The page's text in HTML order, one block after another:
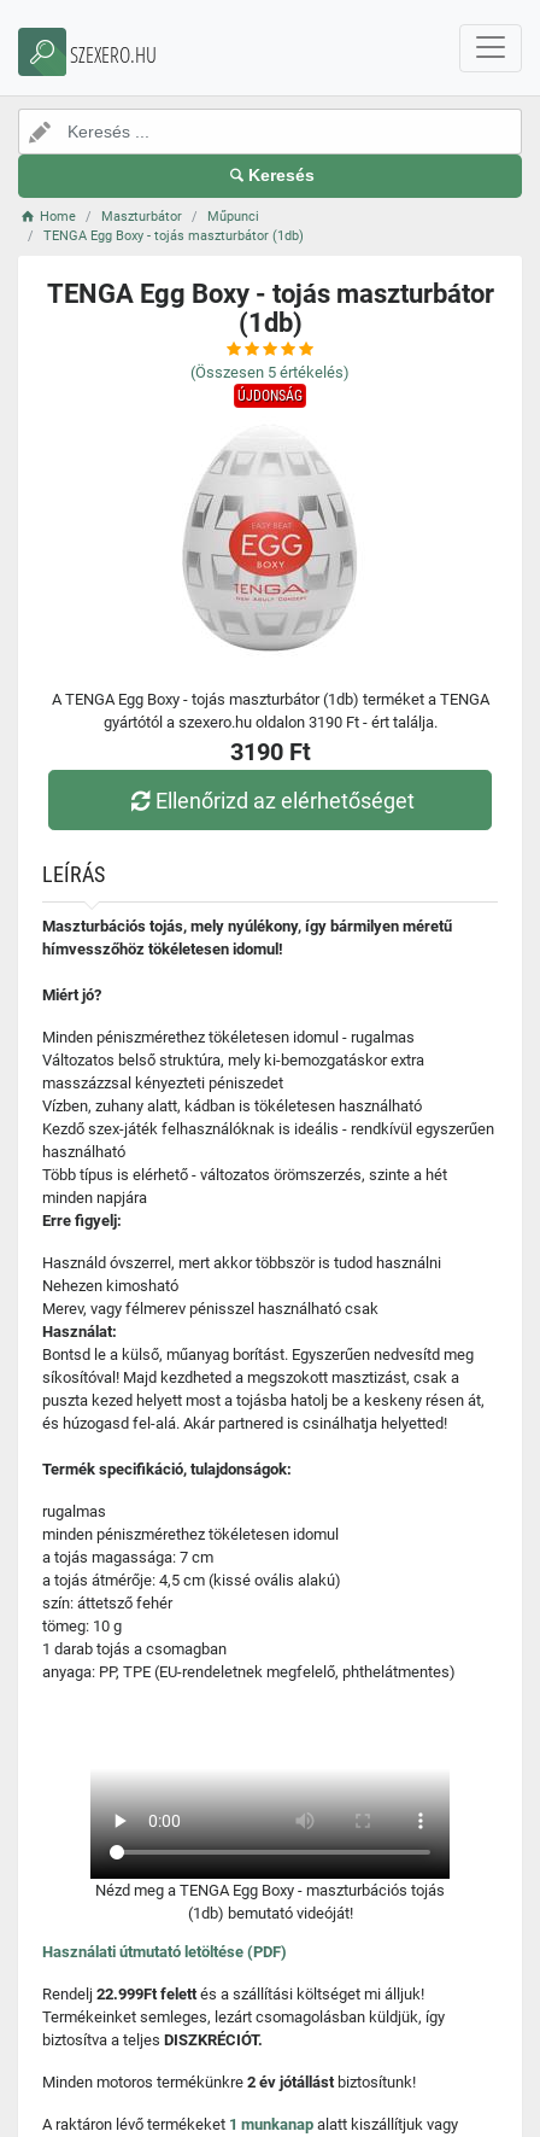
SZEXERO.HU
Keresés
Home Maszturbátor
Műpunci
TENGA Egg Boxy - tojás maszturbátor (1db)
TENGA Egg Boxy - tojás maszturbátor
(1db)
(Összesen 5 értékelés)
ÚJDONSÁG
A TENGA Egg Boxy - tojás maszturbátor (1db) terméket a TENGA
gyártótól a szexero.hu oldalon 3190 Ft - ért találja.
3190 Ft
Ellenőrizd az elérhetőséget
LEÍRÁS
Maszturbációs tojás, mely nyúlékony, így bármilyen méretű
hímvesszőhöz tökéletesen idomul!
Miért jó?
Minden péniszmérethez tökéletesen idomul - rugalmas
Változatos belső struktúra, mely ki-bemozgatáskor extra
masszázzsal kényezteti péniszedet
Vízben, zuhany alatt, kádban is tökéletesen használható
Kezdő szex-játék felhasználóknak is ideális - rendkívül egyszerűen
használható
Több típus is elérhető - változatos örömszerzés, szinte a hét
minden napjára
Erre figyelj:
Használd óvszerrel, mert akkor többször is tudod használni
Nehezen kimosható
Merev, vagy félmerev pénisszel használható csak
Használat:
Bontsd le a külső, műanyag borítást. Egyszerűen nedvesítd meg
síkosítóval! Majd kezdheted a megszokott masztizást, csak a
puszta kezed helyett most a tojásba hatolj be a keskeny résen át,
és húzogasd fel-alá. Akár partnered is csinálhatja helyetted!
Termék specifikáció, tulajdonságok:
rugalmas
minden péniszmérethez tökéletesen idomul
a tojás magassága: 7 cm
a tojás átmérője: 4,5 cm (kissé ovális alakú)
szín: áttetsző fehér
tömeg: 10 g
1 darab tojás a csomagban
anyaga: PP, TPE (EU-rendeletnek megfelelő, phthelátmentes)
Nézd meg a TENGA Egg Boxy - maszturbációs tojás
(1db) bemutató videóját!
Használati útmutató letöltése (PDF)
Rendelj 22.999Ft felettés a szállítási költséget mi álljuk!
Termékeinket semleges, lezárt csomagolásban küldjük, így
biztosítva a teljes DISZKRÉCIÓT.
Minden motoros termékünkre 2 év jótállást biztosítunk!
A raktáron lévő termékeket 1 munkanap alatt kiszállítjuk vagy